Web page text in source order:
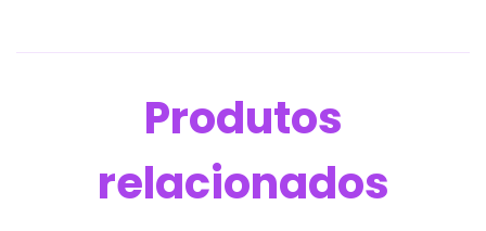
Produtos
relacionados